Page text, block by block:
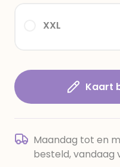
XXL
Kaart
Maandag tot en
besteld, vandaag